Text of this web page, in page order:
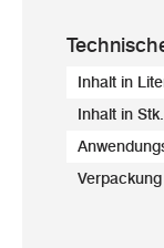
Inhalt in
Inhalt in Stk.
Verpackung